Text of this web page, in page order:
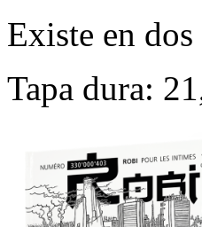
Existe en
Tapa dura: